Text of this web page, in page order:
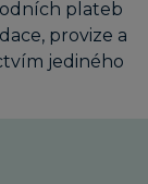
plateb
provize a
jediného